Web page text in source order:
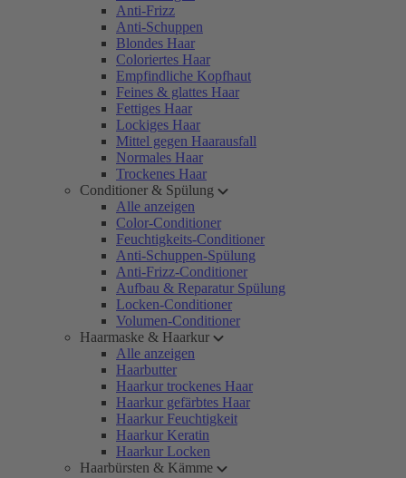
Anti-Frizz
Anti-Schuppen
Blondes Haar
Coloriertes Haar
Empfindliche Kopfhaut
Feines & glattes Haar
Fettiges Haar
Lockiges Haar
Mittel gegen Haarausfall
Normales Haar
Trockenes Haar
Conditioner & Spülung
Alle anzeigen
Color-Conditioner
Feuchtigkeits-Conditioner
Anti-Schuppen-Spülung
Anti-Frizz-Conditioner
Aufbau & Reparatur Spülung
Locken-Conditioner
Volumen-Conditioner
Haarmaske & Haarkur
Alle anzeigen
Haarbutter
Haarkur trockenes Haar
Haarkur gefärbtes Haar
Haarkur Feuchtigkeit
Haarkur Keratin
Haarkur Locken
Haarbürsten & Kämme